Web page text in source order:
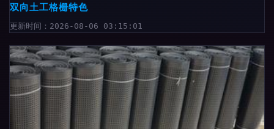
双向土工格栅特色
更新时间：2026-08-06 03:15:01